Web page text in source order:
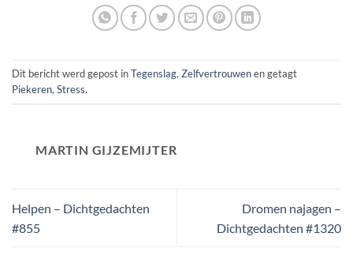
Dit bericht werd gepost inTegenslag, Zelfvertrouwenen getagt
Piekeren, Stress.
MARTIN GIJZEMIJTER
Helpen – Dichtgedachten
#855
Dromen najagen –
Dichtgedachten #1320